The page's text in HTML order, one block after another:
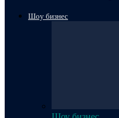
Шоу бизнес